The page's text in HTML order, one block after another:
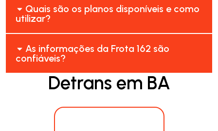
Quais são os planos disponíveis e como
utilizar?
As informações da Frota 162 são
confiáveis?
Detrans em BA